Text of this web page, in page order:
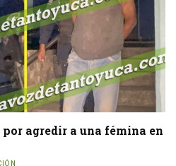
agredir a una fémina en